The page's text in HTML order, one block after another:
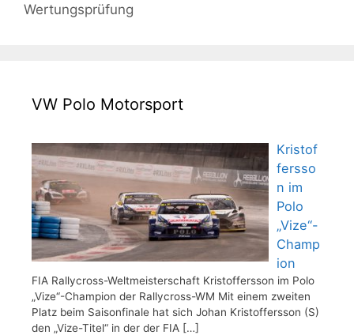
Wertungsprüfung
VW Polo Motorsport
Kristof
fersso
n im
Polo
„Vize“-
Champ
ion
FIA Rallycross-Weltmeisterschaft Kristoffersson im Polo
„Vize“-Champion der Rallycross-WM Mit einem zweiten
Platz beim Saisonfinale hat sich Johan Kristoffersson (S)
den „Vize-Titel“ in der der FIA […]